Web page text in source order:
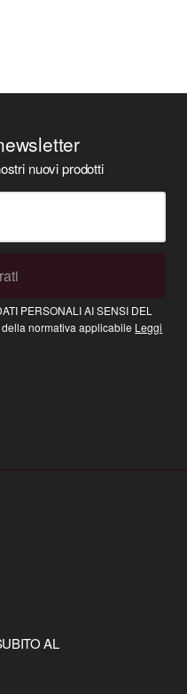
nuovi prodotti
PERSONALI AI SENSI DEL
normativa applicabile Leggi
AL